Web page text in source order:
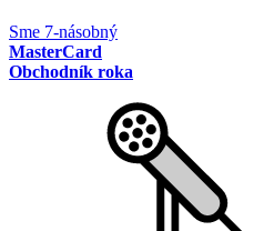
Sme 7-násobný
MasterCard
Obchodník roka